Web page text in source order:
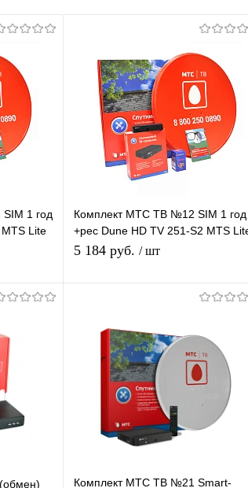
1 год
Lite
Комплект МТС ТВ №12 SIM 1 год
+рес Dune HD TV 251-S2 MTS
Plus
5 184 руб. / шт
Купить в 1 клик К
В избранное В наличии
Комплект МТС ТВ №21 Smart-